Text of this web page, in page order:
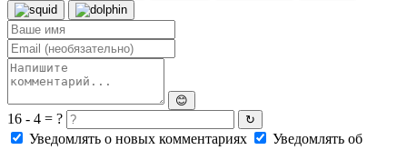
😊
16 - 4 = ? ↻
Уведомлять о новых комментариях
Уведомлять об